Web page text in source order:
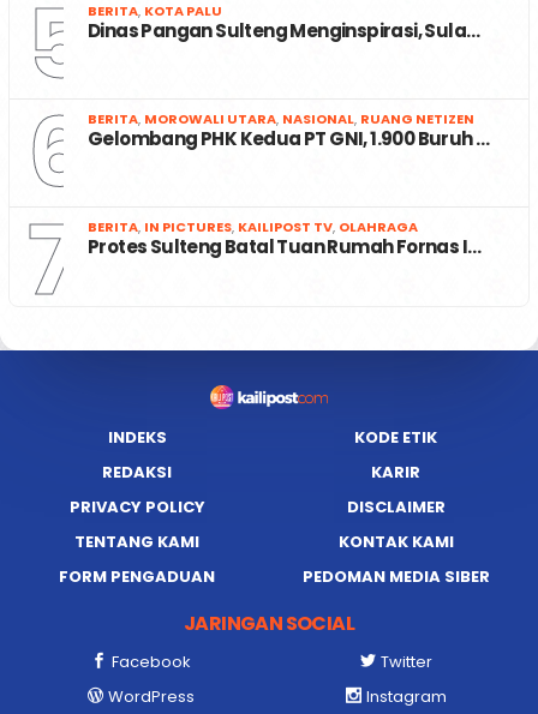
5 BERITA, KOTA PALU
Dinas Pangan Sulteng Menginspirasi, Sula…
6 BERITA, MOROWALI UTARA, NASIONAL, RUANG NETIZEN
Gelombang PHK Kedua PT GNI, 1.900 Buruh …
7 BERITA, IN PICTURES, KAILIPOST TV, OLAHRAGA
Protes Sulteng Batal Tuan Rumah Fornas I…
INDEKS
KODE ETIK
REDAKSI
KARIR
PRIVACY POLICY
DISCLAIMER
TENTANG KAMI
KONTAK KAMI
FORM PENGADUAN
PEDOMAN MEDIA SIBER
JARINGAN SOCIAL
Facebook
Twitter
WordPress
Instagram